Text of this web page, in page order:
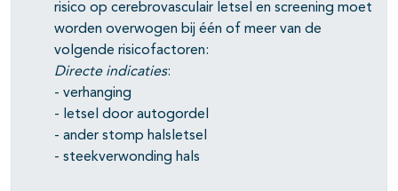
risico op cerebrovasculair letsel en screening moet
worden overwogen bij één of meer van de
volgende risicofactoren:
Directe indicaties:
- verhanging
- letsel door autogordel
- ander stomp halsletsel
- steekverwonding hals